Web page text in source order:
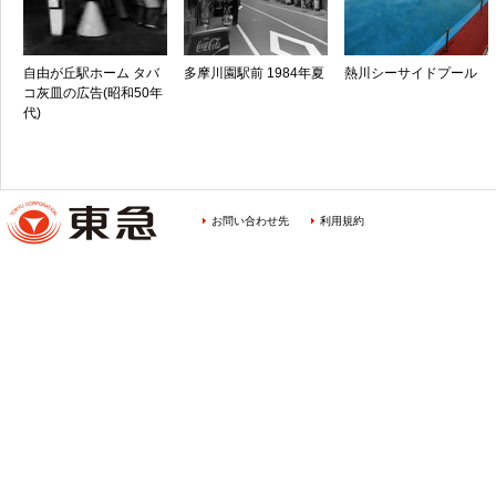
自由が丘駅ホーム タバ
コ灰皿の広告(昭和50年
代)
多摩川園駅前 1984年夏 熱川シーサイドプール
お問い合わせ先 利用規約